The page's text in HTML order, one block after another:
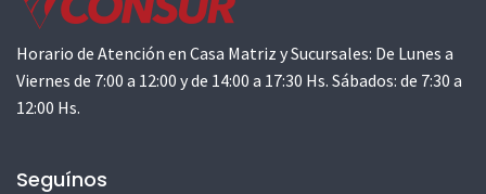
Horario de Atención en Casa Matriz y Sucursales: De Lunes a
Viernes de 7:00 a 12:00 y de 14:00 a 17:30 Hs. Sábados: de 7:30 a
12:00 Hs.
Seguínos